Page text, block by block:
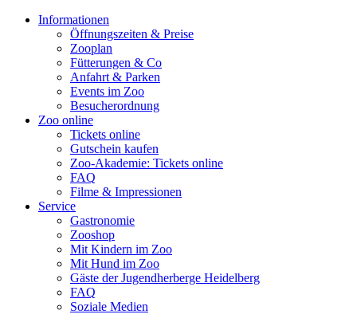
Informationen
Öffnungszeiten & Preise
Zooplan
Fütterungen & Co
Anfahrt & Parken
Events im Zoo
Besucherordnung
Zoo online
Tickets online
Gutschein kaufen
Zoo-Akademie: Tickets online
FAQ
Filme & Impressionen
Service
Gastronomie
Zooshop
Mit Kindern im Zoo
Mit Hund im Zoo
Gäste der Jugendherberge Heidelberg
FAQ
Soziale Medien